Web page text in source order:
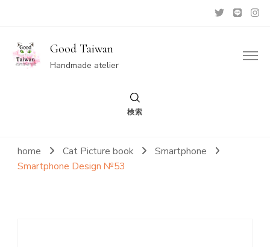
Good Taiwan
Handmade atelier
検索
home Cat Picture book
Smartphone
Smartphone Design №53